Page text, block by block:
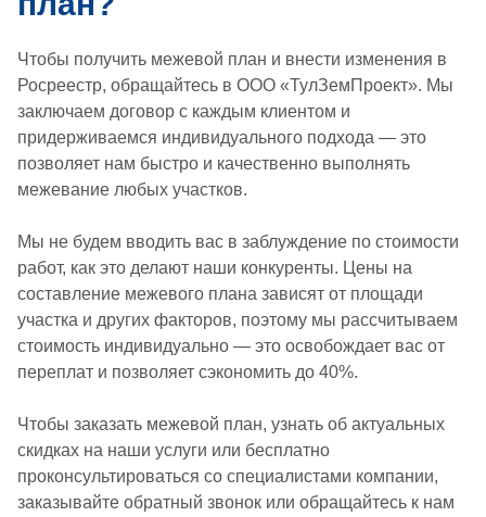
Чтобы получить межевой план и внести изменения в
Росреестр, обращайтесь в ООО «ТулЗемПроект». Мы
заключаем договор с каждым клиентом и
придерживаемся индивидуального подхода — это
позволяет нам быстро и качественно выполнять
межевание любых участков.
Мы не будем вводить вас в заблуждение по стоимости
работ, как это делают наши конкуренты. Цены на
составление межевого плана зависят от площади
участка и других факторов, поэтому мы рассчитываем
стоимость индивидуально — это освобождает вас от
переплат и позволяет сэкономить до 40%.
Чтобы заказать межевой план, узнать об актуальных
скидках на наши услуги или бесплатно
проконсультироваться со специалистами компании,
заказывайте обратный звонок или обращайтесь к нам